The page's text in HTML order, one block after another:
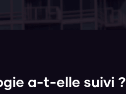
a-t-elle suivi ?